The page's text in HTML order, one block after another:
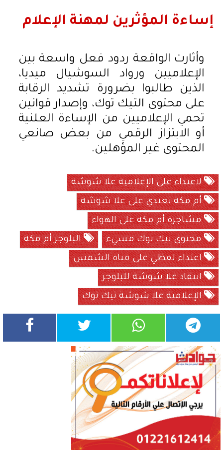
إساءة المؤثرين لمهنة الإعلام
وأثارت الواقعة ردود فعل واسعة بين
الإعلاميين ورواد السوشيال ميديا،
الذين طالبوا بضرورة تشديد الرقابة
على محتوى التيك توك، وإصدار قوانين
تحمي الإعلاميين من الإساءة العلنية
أو الابتزاز الرقمي من بعض صانعي
المحتوى غير المؤهلين.
لاعتداء على الإعلامية علا شوشة
أم مكة تعتدي على علا شوشة
مشاجرة أم مكة على الهواء
محتوى تيك توك مسيء
البلوجر أم مكة
اعتداء لفظي على قناة الشمس
انتقاد علا شوشة للبلوجر
الإعلامية علا شوشة تيك توك